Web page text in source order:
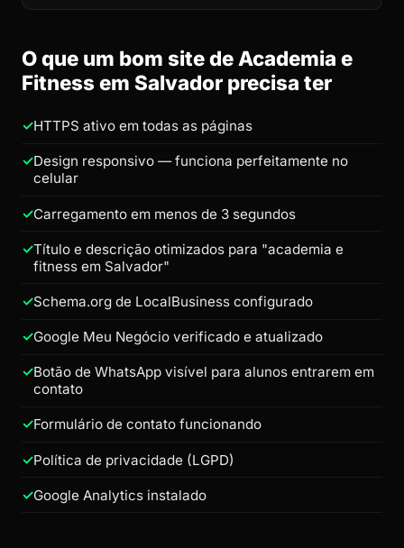
O que um bom site de Academia e
Fitness em Salvador precisa ter
HTTPS ativo em todas as páginas
Design responsivo — funciona perfeitamente no
celular
Carregamento em menos de 3 segundos
Título e descrição otimizados para "academia e
fitness em Salvador"
Schema.org de LocalBusiness configurado
Google Meu Negócio verificado e atualizado
Botão de WhatsApp visível para alunos entrarem em
contato
Formulário de contato funcionando
Política de privacidade (LGPD)
Google Analytics instalado